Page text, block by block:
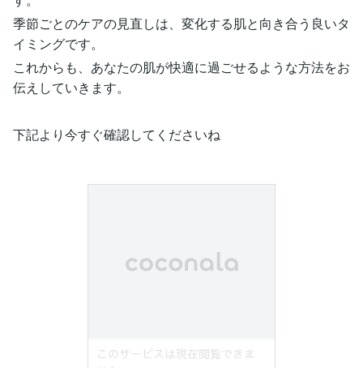
季節ごとのケアの見直しは、変化する肌と向き合う良いタ
イミングです。
これからも、あなたの肌が快適に過ごせるような方法をお
伝えしていきます。
下記より今すぐ確認してくださいね